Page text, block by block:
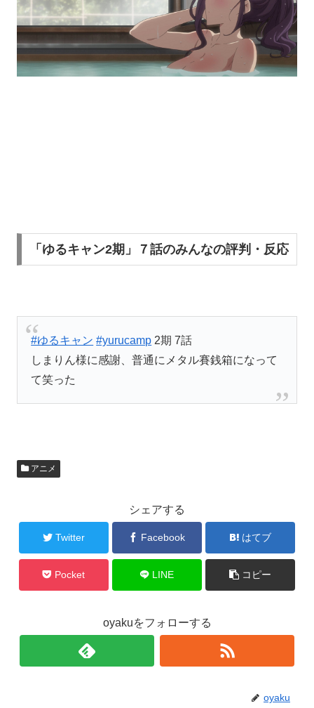
「ゆるキャン2期」７話のみんなの評判・反応
#ゆるキャン #yurucamp 2期 7話
しまりん様に感謝、普通にメタル賽銭箱になって
て笑った
アニメ
シェアする
Twitter Facebook はてブ
Pocket LINE コピー
oyakuをフォローする
oyaku